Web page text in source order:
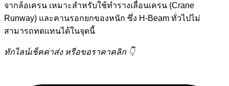
จากล้อเครน เหมาะสำหรับใช้ทำรางเลื่อนเครน (Crane
Runway) และคานรอกยกของหนัก ซึ่ง H-Beam ทั่วไปไม่
สามารถทดแทนได้ในจุดนี้
ทักไลน์เช็คค่าส่ง หรือขอราคาคลิก 👇